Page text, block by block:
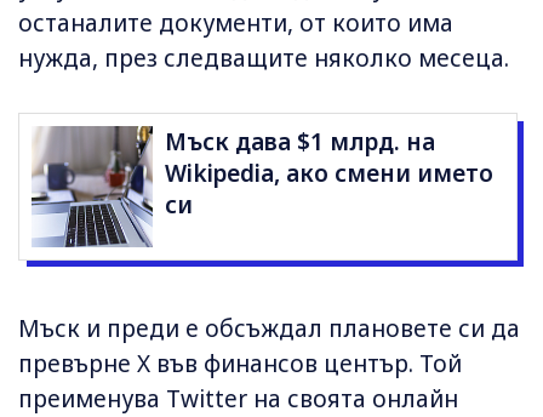
останалите документи, от които има
нужда, през следващите няколко месеца.
Мъск дава $1 млрд. на
Wikipedia, ако смени името
си
Мъск и преди е обсъждал плановете си да
превърне X във финансов център. Той
преименува Twitter на своята онлайн